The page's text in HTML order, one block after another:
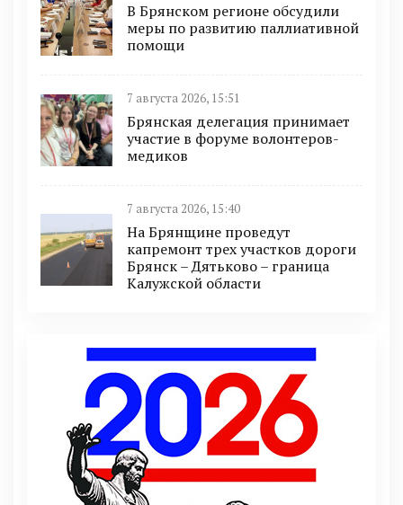
В Брянском регионе обсудили
меры по развитию паллиативной
помощи
7 августа 2026, 15:51
Брянская делегация принимает
участие в форуме волонтеров-
медиков
7 августа 2026, 15:40
На Брянщине проведут
капремонт трех участков дороги
Брянск – Дятьково – граница
Калужской области